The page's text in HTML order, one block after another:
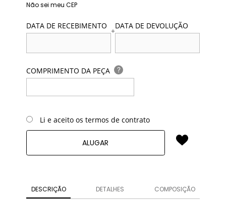
Não sei meu CEP
DATA DE RECEBIMENTO +DATA DE DEVOLUÇÃO
COMPRIMENTO DA PEÇA ?
Li e aceito os termos de contrato
ALUGAR
DESCRIÇÃO DETALHES COMPOSIÇÃO